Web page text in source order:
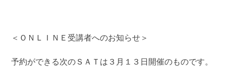
＜ＯＮＬＩＮＥ受講者へのお知らせ＞
予約ができる次のＳＡＴは３月１３日開催のものです。